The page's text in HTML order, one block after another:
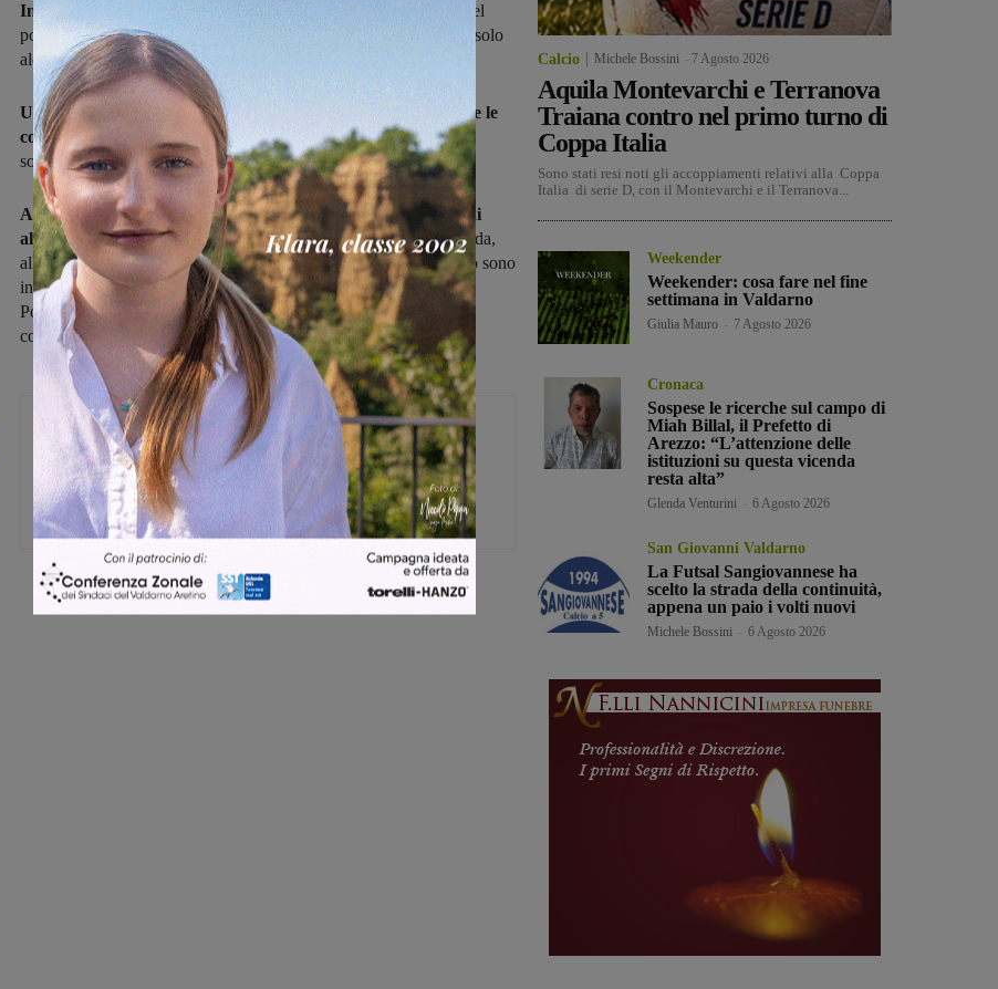
Intensa anche se di breve durata, l'ondata di maltempo
che nel
pomeriggio, dopo le 17, si è abbattuta sul Valdarno. Si registrano solo
alcuni lievi danni, dovuti per lo più a grandine e vento.
Una forte grandinata ha colpito in particolare la Valdambra e le
colline di Cavriglia:in questo caso ad aver subìto danni sono
soprattutto le colture.
A Montevarchi l'azione del forte vento ha causato la caduta di
alcune piante e rami.Una, in particolare, si è abbattuta sulla strada,
all'altezza delle rotatorie nella zona commerciale a nord. Sul posto sono
intervenuti i Vigili del fuoco per rimuovere l'acacia e gli agenti di
Polizia municipale per regolare il traffico. Nessuna auto è rimasta
coinvolta.
Glenda Venturini
Capo redattore
Calcio Michele Bossini 7 Agosto 2026
Aquila Montevarchi e Terranova
Traiana contro nel primo turno di
Coppa Italia
Sono stati resi noti gli accoppiamenti relativi alla Coppa
Italia di serie D, con il Montevarchi e il Terranova...
Weekender
Weekender: cosa fare nel fine
settimana in Valdarno
Giulia Mauro 7 Agosto 2026
Cronaca
Sospese le ricerche sul campo di
Miah Billal, il Prefetto di
Arezzo: “L’attenzione delle
istituzioni su questa vicenda
resta alta”
Glenda Venturini 6 Agosto 2026
San Giovanni Valdarno
La Futsal Sangiovannese ha
scelto la strada della continuità,
appena un paio i volti nuovi
Michele Bossini 6 Agosto 2026